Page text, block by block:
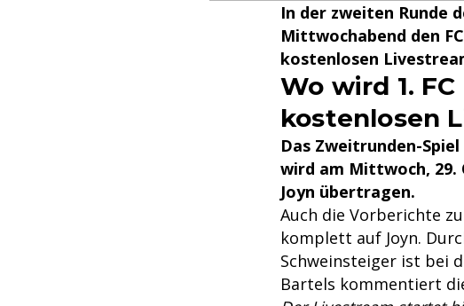
In der zweiten Runde
Mittwochabend den
kostenlosen
Wo wird 1.
kostenlosen
Das Zweitrunden-Spiel
wird am Mittwoch,
Joyn übertragen.
Auch die Vorberichte
komplett auf Joyn.
Schweinsteiger ist bei
Bartels kommentiert